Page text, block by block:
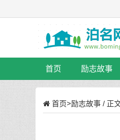
首页 励志故事
首页>励志故事 / 正